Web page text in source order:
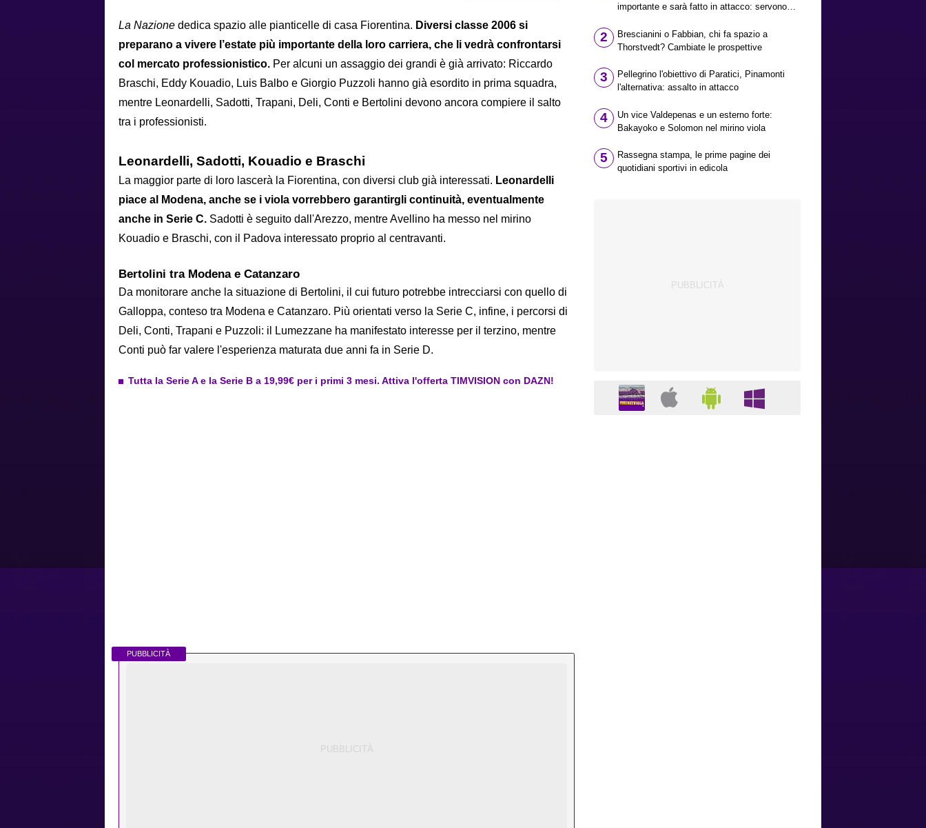
La Nazione dedica spazio alle pianticelle di casa Fiorentina. Diversi classe 2006 si
preparano a vivere l’estate più importante della loro carriera, che li vedrà confrontarsi
col mercato professionistico. Per alcuni un assaggio dei grandi è già arrivato: Riccardo
Braschi, Eddy Kouadio, Luis Balbo e Giorgio Puzzoli hanno già esordito in prima squadra,
mentre Leonardelli, Sadotti, Trapani, Deli, Conti e Bertolini devono ancora compiere il salto
tra i professionisti.
Leonardelli, Sadotti, Kouadio e Braschi
La maggior parte di loro lascerà la Fiorentina, con diversi club già interessati. Leonardelli
piace al Modena, anche se i viola vorrebbero garantirgli continuità, eventualmente
anche in Serie C. Sadotti è seguito dall'Arezzo, mentre Avellino ha messo nel mirino
Kouadio e Braschi, con il Padova interessato proprio al centravanti.
Bertolini tra Modena e Catanzaro
Da monitorare anche la situazione di Bertolini, il cui futuro potrebbe intrecciarsi con quello di
Galloppa, conteso tra Modena e Catanzaro. Più orientati verso la Serie C, infine, i percorsi di
Deli, Conti, Trapani e Puzzoli: il Lumezzane ha manifestato interesse per il terzino, mentre
Conti può far valere l'esperienza maturata due anni fa in Serie D.
Tutta la Serie A e la Serie B a 19,99€ per i primi 3 mesi. Attiva l'offerta TIMVISION con DAZN!
PUBBLICITÀ
importante e sarà fatto in attacco: servono
il Bologna: caccia al giusto incastro
2
Brescianini o Fabbian, chi fa spazio a
Thorstvedt? Cambiate le prospettive
3
Pellegrino l'obiettivo di Paratici, Pinamonti
l'alternativa: assalto in attacco
4
Un vice Valdepenas e un esterno forte:
Bakayoko e Solomon nel mirino viola
5
Rassegna stampa, le prime pagine dei
quotidiani sportivi in edicola